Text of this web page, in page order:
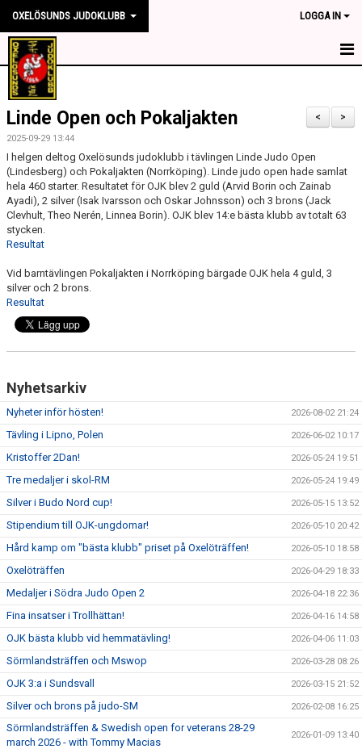
OXELÖSUNDS JUDOKLUBB LOGGA IN
HEM
NYHETER
OM KLUBBEN
TRÄNINGSTIDER
TÄVLING
SPONSORER
MEDLEMSKAP
WEBSHOP
>
<
Linde Open och Pokaljakten
2025-09-29 13:44
I helgen deltog Oxelösunds judoklubb i tävlingen Linde Judo Open
(Lindesberg) och Pokaljakten (Norrköping). Linde judo open hade samlat
hela 460 starter. Resultatet för OJK blev 2 guld (Arvid Borin och Zainab
Ayadi), 2 silver (Isak Ivarsson och Oskar Johnsson) och 3 brons (Jack
Clevhult, Theo Nerén, Linnea Borin). OJK blev 14:e bästa klubb av totalt 63
stycken.
Resultat
Vid barntävlingen Pokaljakten i Norrköping bärgade OJK hela 4 guld, 3
silver och 2 brons.
Resultat
Nyhetsarkiv
Nyheter inför hösten! 2026-08-02 21:24
Tävling i Lipno, Polen 2026-06-02 10:17
Kristoffer 2Dan! 2026-05-24 19:51
Tre medaljer i skol-RM 2026-05-24 19:49
Silver i Budo Nord cup! 2026-05-15 13:52
Stipendium till OJK-ungdomar! 2026-05-10 20:42
Hård kamp om "bästa klubb" priset på Oxelöträffen! 2026-05-10 18:58
Oxelöträffen 2026-04-29 18:33
Medaljer i Södra Judo Open 2 2026-04-18 22:36
Fina insatser i Trollhättan! 2026-04-16 14:58
OJK bästa klubb vid hemmatävling! 2026-04-06 11:03
Sörmlandsträffen och Mswop 2026-03-28 08:26
OJK 3:a i Sundsvall 2026-03-15 21:52
Silver och brons på judo-SM 2026-02-08 16:25
Sörmlandsträffen & Swedish open for veterans 28-29
march 2026 - with Tommy Macias
2026-01-09 13:40